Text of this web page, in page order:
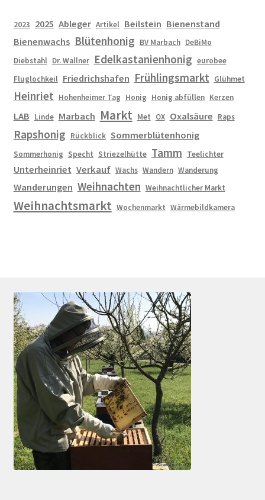
2023 2025 Ableger Artikel Beilstein Bienenstand
Bienenwachs Blütenhonig BV Marbach DeBiMo
Diebstahl Dr. Wallner Edelkastanienhonig eurobee
Fluglochkeil Friedrichshafen Frühlingsmarkt Glühmet
Heinriet Hohenheimer Tag Honig Honig abfüllen Kerzen
LAB Linde Marbach Markt Met OX Oxalsäure Raps
Rapshonig Rückblick Sommerblütenhonig
Sommerhonig Specht Striezelhütte Tamm Teelichter
Unterheinriet Verkauf Wachs Wandern Wanderung
Wanderungen Weihnachten Weihnachtlicher Markt
Weihnachtsmarkt Wochenmarkt Wärmebildkamera